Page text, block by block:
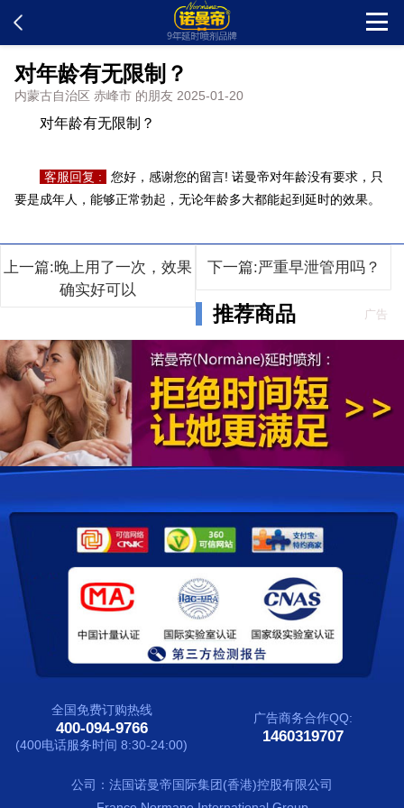
客户留言
问题解答
在线订购
配送方式
联系我们
对年龄有无限制？
内蒙古自治区 赤峰市 的朋友 2025-01-20
对年龄有无限制？
客服回复 :
您好，感谢您的留言! 诺曼帝对年龄没有要求，只
要是成年人，能够正常勃起，无论年龄多大都能起到延时的效果。
上一篇:晚上用了一次，效果
确实好可以
下一篇:严重早泄管用吗？
推荐商品 广告
全国免费订购热线
400-094-9766
(400电话服务时间 8:30-24:00)
广告商务合作QQ:
1460319707
公司：法国诺曼帝国际集团(香港)控股有限公司